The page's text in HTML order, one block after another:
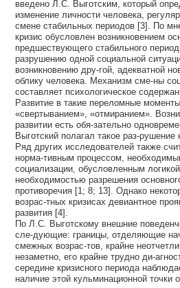
введено Л.С. Выготским, который
изменение личности человека,
смене стабильных периодов [3]. По
кризис обусловлен возникновением
предшествующего стабильного
разрушению одной социальной
возникновению дру-гой, адекватной
облику человека. Механизм сме-ны
составляет психологическое
Развитие в такие переломные
«свертыванием», «отмиранием».
развитии есть обя-зательно
Выготский полагал такое раз-
Ряд других исследователей также
норма-тивным процессом,
социализации, обусловленным
необходимостью разрешения
противоречия [1; 8; 13]. Однако
возрас-тных кризисах девиантное
развития [4].
По Л.С. Выготскому внешние
сле-дующие: границы, отделяющие
смежных возрас-тов, крайне
незаметно, его крайне трудно ди-
середине кризисного периода
наличие этой кульминационной точки